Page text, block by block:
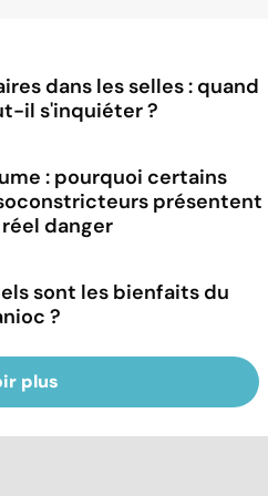
dans les selles : quand
il s'inquiéter ?
: pourquoi certains
présentent
danger
sont les bienfaits du
?
plus